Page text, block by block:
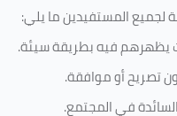
لجميع المستفيدين ما يلي:
يظهرهم فيه بطريقة سيئة.
تصريح أو موافقة.
في المجتمع.